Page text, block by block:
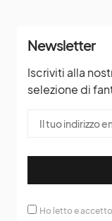
Newsletter
Iscriviti alla
selezione di
Ho letto e